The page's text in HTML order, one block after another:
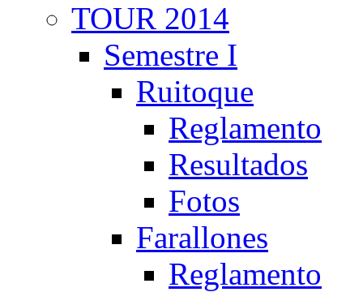
TOUR 2014
Semestre I
Ruitoque
Reglamento
Resultados
Fotos
Farallones
Reglamento